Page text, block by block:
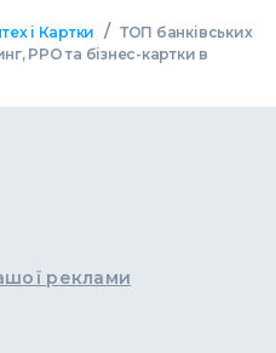
і Картки / ТОП банківських
РРО та бізнес-картки в
реклами